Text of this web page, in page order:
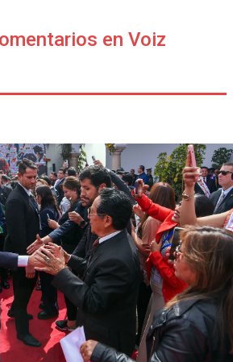
en Voiz